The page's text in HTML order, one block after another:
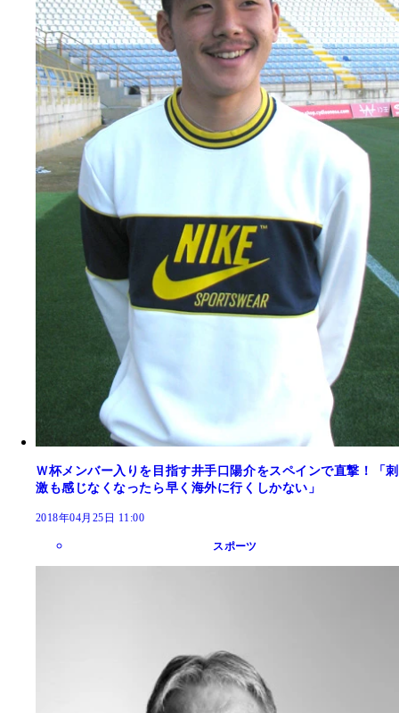
Ｗ杯メンバー入りを目指す井手口陽介をスペインで直撃！「刺
激も感じなくなったら早く海外に行くしかない」
2018年04月25日 11:00
スポーツ